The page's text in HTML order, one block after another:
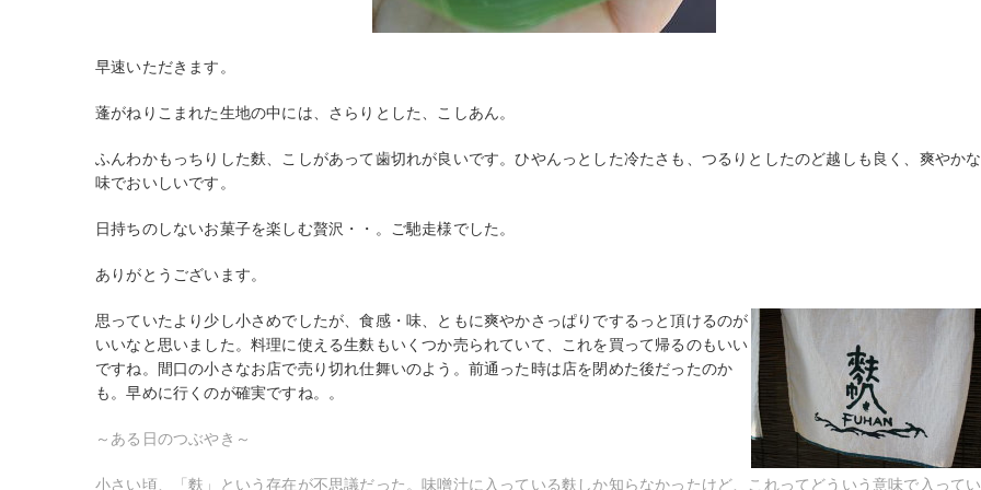
早速いただきます。
蓬がねりこまれた生地の中には、さらりとした、こしあん。
ふんわかもっちりした麩、こしがあって歯切れが良いです。ひやんっとした冷たさも、つるりとしたのど越しも良く、爽やかな
味でおいしいです。
日持ちのしないお菓子を楽しむ贅沢・・。ご馳走様でした。
ありがとうございます。
思っていたより少し小さめでしたが、食感・味、ともに爽やかさっぱりでするっと頂けるのが
いいなと思いました。料理に使える生麩もいくつか売られていて、これを買って帰るのもいい
ですね。間口の小さなお店で売り切れ仕舞いのよう。前通った時は店を閉めた後だったのか
も。早めに行くのが確実ですね。。
～ある日のつぶやき～
小さい頃、「麩」という存在が不思議だった。味噌汁に入っている麩しか知らなかったけど、これってどういう意味で入ってい